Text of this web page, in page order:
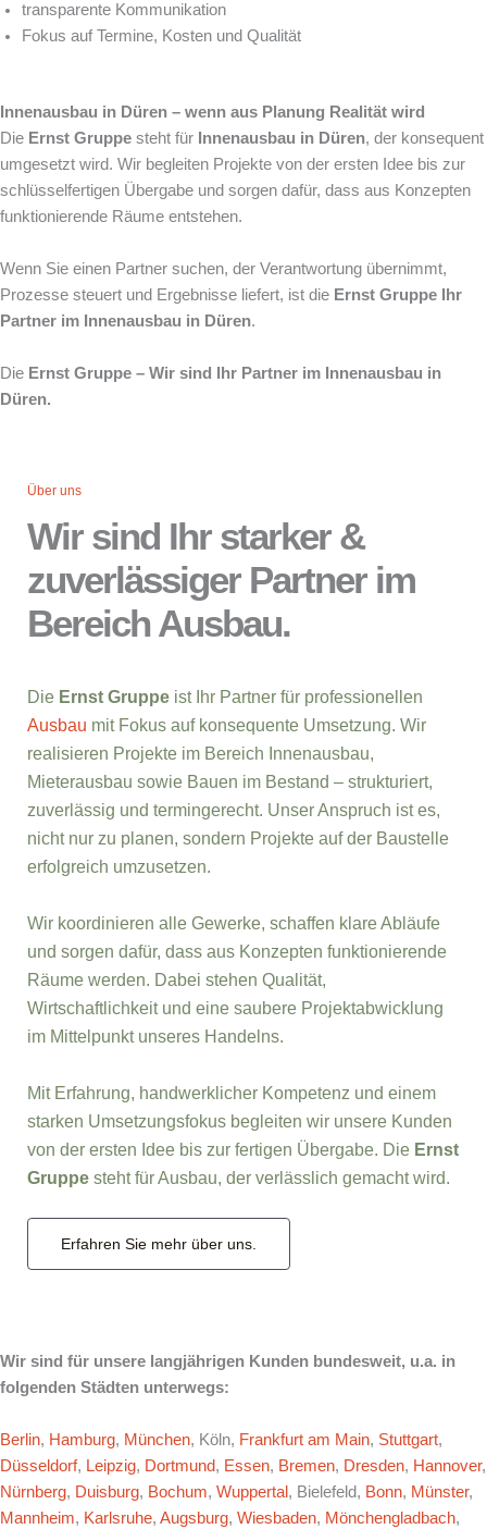
transparente Kommunikation
Fokus auf Termine, Kosten und Qualität
Innenausbau in Düren – wenn aus Planung Realität wird
Die Ernst Gruppe steht für Innenausbau in Düren, der konsequent
umgesetzt wird. Wir begleiten Projekte von der ersten Idee bis zur
schlüsselfertigen Übergabe und sorgen dafür, dass aus Konzepten
funktionierende Räume entstehen.
Wenn Sie einen Partner suchen, der Verantwortung übernimmt,
Prozesse steuert und Ergebnisse liefert, ist die Ernst Gruppe Ihr
Partner im Innenausbau in Düren.
Die Ernst Gruppe – Wir sind Ihr Partner im Innenausbau in
Düren.
Über uns
Wir sind Ihr starker &
zuverlässiger Partner im
Bereich Ausbau.
Die Ernst Gruppe ist Ihr Partner für professionellen
Ausbau mit Fokus auf konsequente Umsetzung. Wir
realisieren Projekte im Bereich Innenausbau,
Mieterausbau sowie Bauen im Bestand – strukturiert,
zuverlässig und termingerecht. Unser Anspruch ist es,
nicht nur zu planen, sondern Projekte auf der Baustelle
erfolgreich umzusetzen.
Wir koordinieren alle Gewerke, schaffen klare Abläufe
und sorgen dafür, dass aus Konzepten funktionierende
Räume werden. Dabei stehen Qualität,
Wirtschaftlichkeit und eine saubere Projektabwicklung
im Mittelpunkt unseres Handelns.
Mit Erfahrung, handwerklicher Kompetenz und einem
starken Umsetzungsfokus begleiten wir unsere Kunden
von der ersten Idee bis zur fertigen Übergabe. Die Ernst
Gruppe steht für Ausbau, der verlässlich gemacht wird.
Erfahren Sie mehr über uns.
Wir sind für unsere langjährigen Kunden bundesweit, u.a. in
folgenden Städten unterwegs:
Berlin, Hamburg, München, Köln, Frankfurt am Main, Stuttgart,
Düsseldorf, Leipzig, Dortmund, Essen, Bremen, Dresden, Hannover,
Nürnberg, Duisburg, Bochum, Wuppertal , Bielefeld, Bonn, Münster,
Mannheim, Karlsruhe, Augsburg, Wiesbaden, Mönchengladbach,